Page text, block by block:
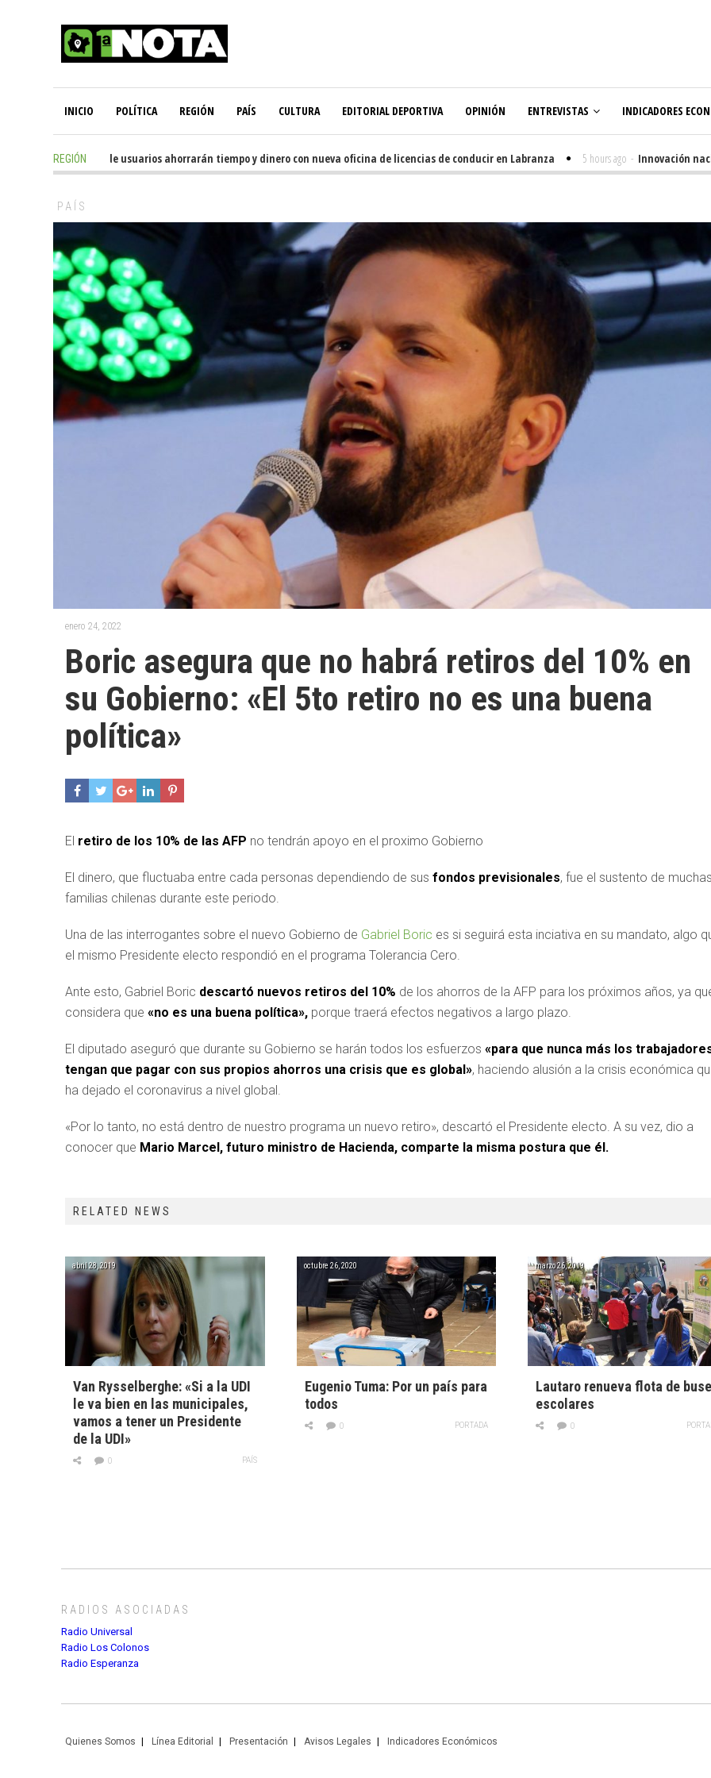
INICIO POLÍTICA REGIÓN PAÍS CULTURA EDITORIAL DEPORTIVA OPINIÓN ENTREVISTAS INDICADORES
REGIÓN
- Miles de usuarios ahorrarán tiempo y dinero con nueva oficina de licencias de conducir en Labranza 5 hours ago - Innovación nacida
PAÍS
enero 24, 2022
Boric asegura que no habrá retiros del 10% en
su Gobierno: «El 5to retiro no es una buena
política»
El retiro de los 10% de las AFP no tendrán apoyo en el proximo Gobierno
El dinero, que fluctuaba entre cada personas dependiendo de sus fondos previsionales, fue el sustento de muchas
familias chilenas durante este periodo.
Una de las interrogantes sobre el nuevo Gobierno de Gabriel Boric es si seguirá esta inciativa en su mandato, algo
el mismo Presidente electo respondió en el programa Tolerancia Cero.
Ante esto, Gabriel Boric descartó nuevos retiros del 10% de los ahorros de la AFP para los próximos años, ya
considera que «no es una buena política», porque traerá efectos negativos a largo plazo.
El diputado aseguró que durante su Gobierno se harán todos los esfuerzos «para que nunca más los
tengan que pagar con sus propios ahorros una crisis que es global», haciendo alusión a la crisis económica
ha dejado el coronavirus a nivel global.
«Por lo tanto, no está dentro de nuestro programa un nuevo retiro», descartó el Presidente electo. A su vez, dio a
conocer que Mario Marcel, futuro ministro de Hacienda, comparte la misma postura que él.
RELATED NEWS
abril 28, 2019
Van Rysselberghe: «Si a la UDI
le va bien en las municipales,
vamos a tener un Presidente
de la UDI»
PAÍS
0
octubre 26, 2020
Eugenio Tuma: Por un país para
todos
PORTADA
0
marzo 26, 2019
Lautaro renueva flota de
escolares
0
RADIOS ASOCIADAS
Radio Universal
Radio Los Colonos
Radio Esperanza
Quienes Somos Línea Editorial Presentación Avisos Legales Indicadores Económicos